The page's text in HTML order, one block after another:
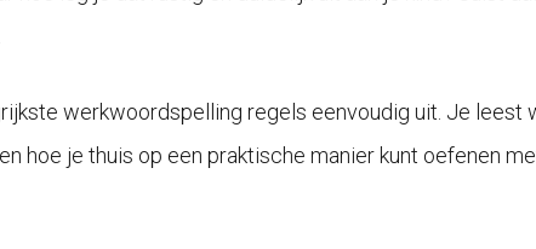
werkwoordspelling regels eenvoudig uit. Je leest
hoe je thuis op een praktische manier kunt oefenen